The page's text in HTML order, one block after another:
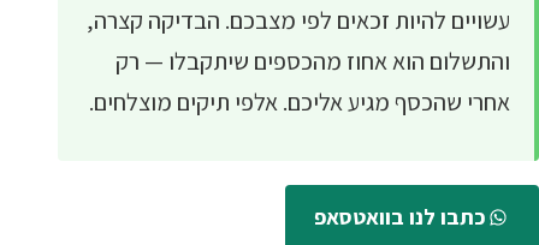
עשויים להיות זכאים לפי מצבכם. הבדיקה קצרה,
והתשלום הוא אחוז מהכספים שיתקבלו — רק
אחרי שהכסף מגיע אליכם. אלפי תיקים מוצלחים.
כתבו לנו בוואטסאפ